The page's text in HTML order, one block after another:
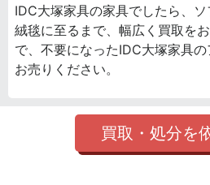
IDC大塚家具の家具でしたら、
絨毯に至るまで、幅広く買取を
で、不要になったIDC大塚家具
お売りください。
買取・処分を